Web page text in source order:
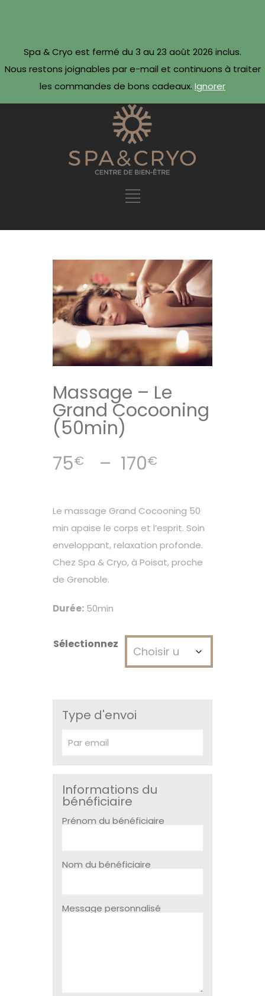
Réserver maintenant ·
Massage – Le
Grand Cocooning
(50min)
75€ – 170€
75€
à
170€
Le massage Grand Cocooning 50
min apaise le corps et l’esprit. Soin
enveloppant, relaxation profonde.
Chez Spa & Cryo, à Poisat, proche
de Grenoble.
Durée: 50min
Sélectionnez
Type d'envoi
Informations du
bénéficiaire
Prénom du bénéficiaire
Nom du bénéficiaire
Message personnalisé
Spa & Cryo est fermé du 3 au 23 août 2026 inclus.
Nous restons joignables par e-mail et continuons à traiter
les commandes de bons cadeaux. Ignorer